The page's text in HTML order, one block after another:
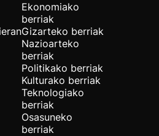
Ekonomiako
berriak
Gizarteko berriak
Nazioarteko
berriak
Politikako berriak
Kulturako berriak
Teknologiako
berriak
Osasuneko
berriak